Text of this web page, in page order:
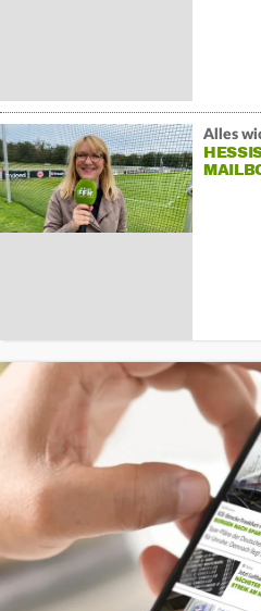
Alles